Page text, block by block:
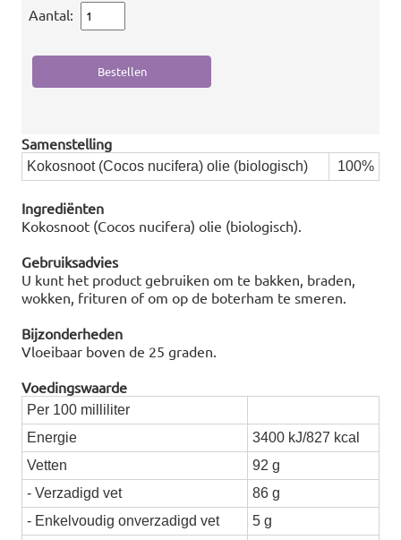
Aantal:
Samenstelling
Kokosnoot (Cocos nucifera) olie (biologisch) 100%
Ingrediënten
Kokosnoot (Cocos nucifera) olie (biologisch).
Gebruiksadvies
U kunt het product gebruiken om te bakken, braden,
wokken, frituren of om op de boterham te smeren.
Bijzonderheden
Vloeibaar boven de 25 graden.
Voedingswaarde
Per 100 milliliter
Energie
3400 kJ/827 kcal
Vetten
92 g
- Verzadigd vet
86 g
- Enkelvoudig onverzadigd vet
5 g